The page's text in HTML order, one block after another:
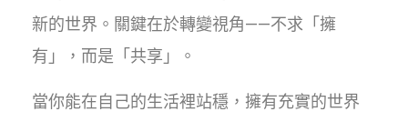
新的世界。關鍵在於轉變視角——不求「擁
有」，而是「共享」。
當你能在自己的生活裡站穩，擁有充實的世界